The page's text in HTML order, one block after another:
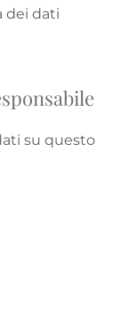
dei dati
su questo